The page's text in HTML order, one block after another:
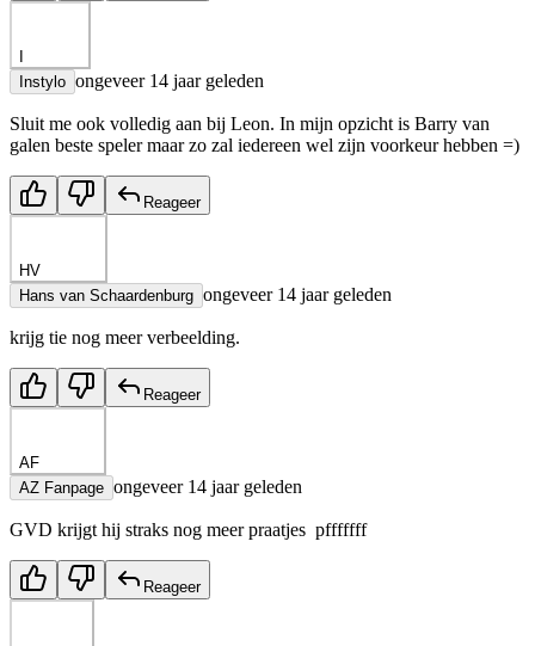
Instylo ongeveer 14 jaar geleden
Sluit me ook volledig aan bij Leon. In mijn opzicht is Barry van
galen beste speler maar zo zal iedereen wel zijn voorkeur hebben =)
Reageer
HV
Hans van Schaardenburg ongeveer 14 jaar geleden
krijg tie nog meer verbeelding.
Reageer
AF
AZ Fanpage ongeveer 14 jaar geleden
GVD krijgt hij straks nog meer praatjes pfffffff
Reageer